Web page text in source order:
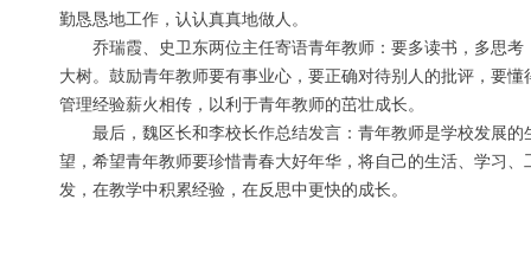
勤恳恳地工作，认认真真地做人。
乔瑞霞、史卫东两位主任寄语青年教师：要多读书，多思考
大树。鼓励青年教师要有事业心，要正确对待别人的批评，要
管理经验薪火相传，以利于青年教师的茁壮成长。
最后，魏区长和李校长作总结发言：青年教师是学校发展的
望，希望青年教师要珍惜青春大好年华，将自己的生活、学习
发，在教学中积累经验，在反思中更快的成长。